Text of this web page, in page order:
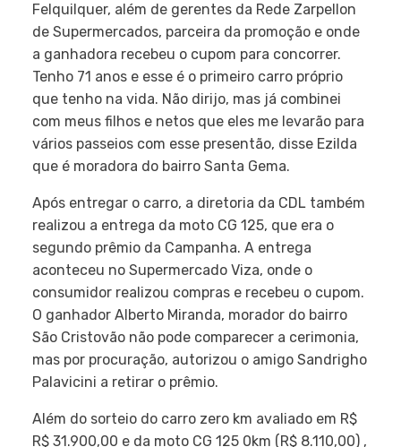
Felquilquer, além de gerentes da Rede Zarpellon
de Supermercados, parceira da promoção e onde
a ganhadora recebeu o cupom para concorrer.
Tenho 71 anos e esse é o primeiro carro próprio
que tenho na vida. Não dirijo, mas já combinei
com meus filhos e netos que eles me levarão para
vários passeios com esse presentão, disse Ezilda
que é moradora do bairro Santa Gema.
Após entregar o carro, a diretoria da CDL também
realizou a entrega da moto CG 125, que era o
segundo prêmio da Campanha. A entrega
aconteceu no Supermercado Viza, onde o
consumidor realizou compras e recebeu o cupom.
O ganhador Alberto Miranda, morador do bairro
São Cristovão não pode comparecer a cerimonia,
mas por procuração, autorizou o amigo Sandrigho
Palavicini a retirar o prêmio.
Além do sorteio do carro zero km avaliado em R$
R$ 31.900,00 e da moto CG 125 0km (R$ 8.110,00) ,